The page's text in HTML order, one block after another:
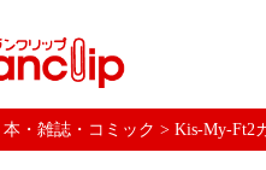
本・雑誌・コミック > Kis-My-Ft2